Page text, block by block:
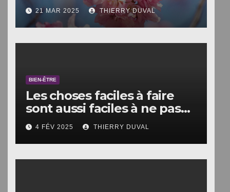
21 MAR 2025 THIERRY DUVAL
BIEN-ÊTRE
Les choses faciles à faire
sont aussi faciles à ne pas
faire.
4 FÉV 2025 THIERRY DUVAL